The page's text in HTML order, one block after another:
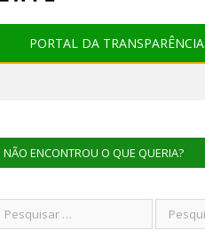
PORTAL DA TRANSPARÊNCIA
NÃO ENCONTROU O QUE QUERIA?